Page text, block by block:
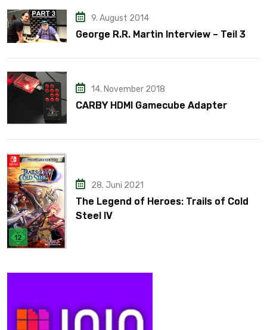
9. August 2014
George R.R. Martin Interview – Teil 3
14. November 2018
CARBY HDMI Gamecube Adapter
28. Juni 2021
The Legend of Heroes: Trails of Cold
Steel IV